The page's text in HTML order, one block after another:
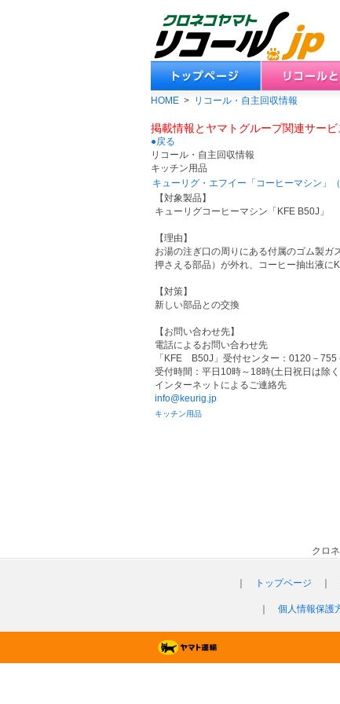
HOME > リコール・自主回収情報
掲載情報とヤマトグループ関連サー
●戻る
リコール・自主回収情報
キッチン用品
キューリグ・エフイー「コーヒーマシン」
【対象製品】
キューリグコーヒーマシン「KFE B50J」
【理由】
お湯の注ぎ口の周りにある付属のゴム製ガ
押さえる部品）が外れ、コーヒー抽出液に
【対策】
新しい部品との交換
【お問い合わせ先】
電話によるお問い合わせ先
「KFE B50J」受付センター：0120－755
受付時間：平日10時～18時(土日祝日は除
インターネットによるご連絡先
info@keurig.jp
キッチン用品
クロ
トップページ
個人情報保護